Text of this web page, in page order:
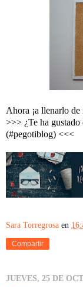
Ahora ¡a llenarlo
>>> ¿Te ha gustado
(#pegotiblog) <<<
Sara Torregrosa en
Compartir
JUEVES, 25 DE